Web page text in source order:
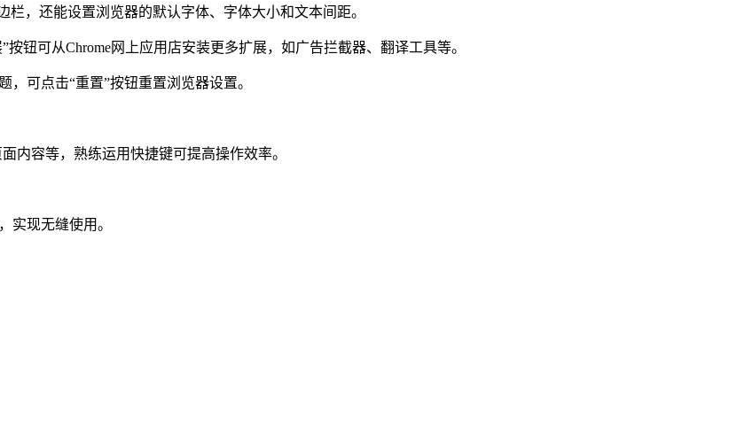
，还能设置浏览器的默认字体、字体大小和文本间距。
可从Chrome网上应用店安装更多扩展，如广告拦截器、翻译工具等。
可点击“重置”按钮重置浏览器设置。
容等，熟练运用快捷键可提高操作效率。
现无缝使用。